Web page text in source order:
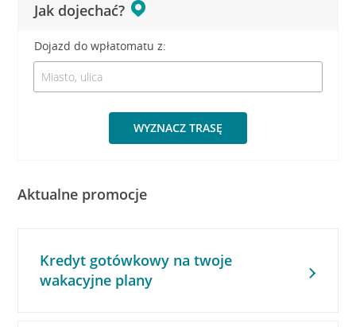
Jak dojechać?
Dojazd do wpłatomatu z:
WYZNACZ TRASĘ
Aktualne promocje
Kredyt gotówkowy na twoje
wakacyjne plany